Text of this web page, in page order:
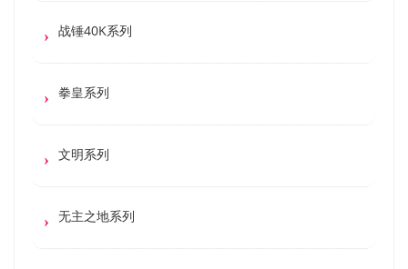
战锤40K系列
拳皇系列
文明系列
无主之地系列